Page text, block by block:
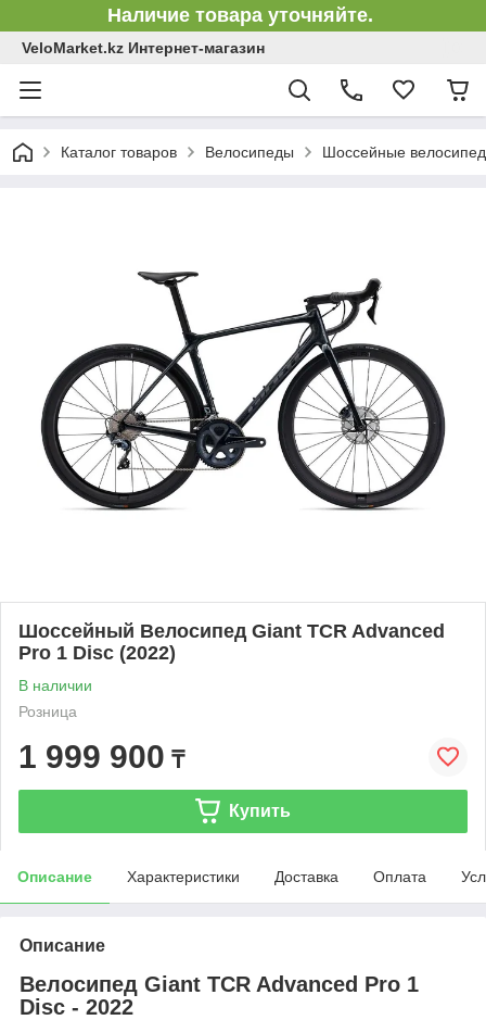
Наличие товара уточняйте.
VeloMarket.kz Интернет-магазин
Каталог товаров Велосипеды Шоссейные
Шоссейный Велосипед Giant TCR Advanced
Pro 1 Disc (2022)
В наличии
Розница
1 999 900 ₸
Купить
Описание Характеристики Доставка Оплата
Описание
Велосипед Giant TCR Advanced Pro 1
Disc - 2022